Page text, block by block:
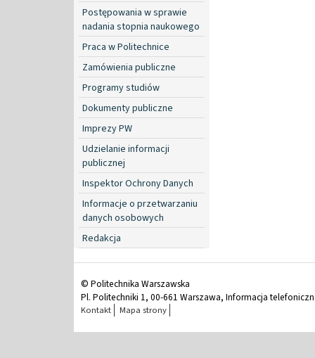
Postępowania w sprawie
nadania stopnia naukowego
Praca w Politechnice
Zamówienia publiczne
Programy studiów
Dokumenty publiczne
Imprezy PW
Udzielanie informacji
publicznej
Inspektor Ochrony Danych
Informacje o przetwarzaniu
danych osobowych
Redakcja
© Politechnika Warszawska
Pl. Politechniki 1, 00-661 Warszawa, Informacja
Kontakt Mapa strony